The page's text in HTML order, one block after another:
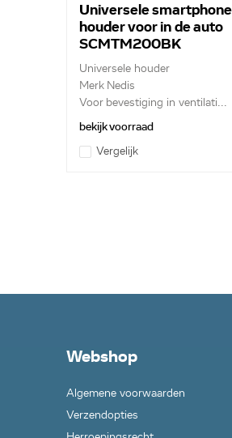
Universele smartphone
houder voor in de auto
SCMTM200BK
Universele houder
Merk Nedis
Voor bevestiging in ventilati...
bekijk voorraad
Vergelijk
Webshop
Algemene voorwaarden
Verzendopties